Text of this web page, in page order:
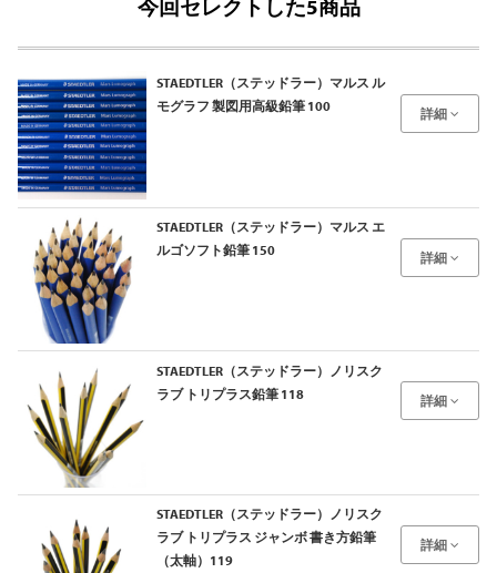
今回セレクトした5商品
STAEDTLER（ステッドラー）マルス ル
モグラフ 製図用高級鉛筆 100
詳細
STAEDTLER（ステッドラー）マルス エ
ルゴソフト鉛筆 150
詳細
STAEDTLER（ステッドラー）ノリスク
ラブ トリプラス鉛筆 118
詳細
STAEDTLER（ステッドラー）ノリスク
ラブ トリプラス ジャンボ 書き方鉛筆
（太軸）119
詳細